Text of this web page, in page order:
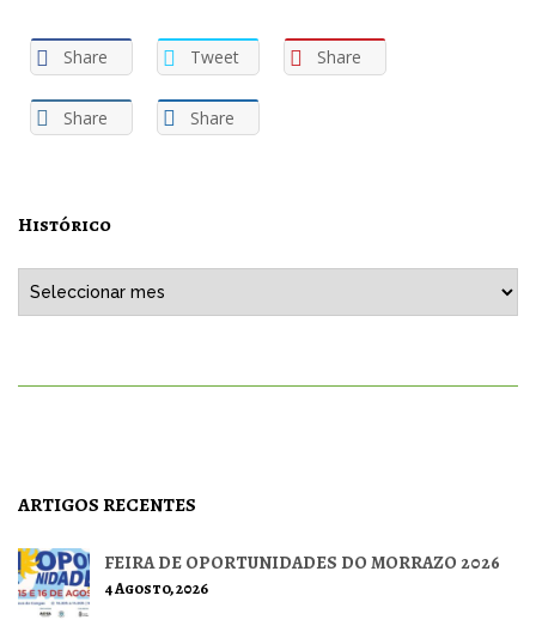
Share Tweet Share
Share Share
Histórico
ARTIGOS RECENTES
FEIRA DE OPORTUNIDADES DO MORRAZO 2026
4 Agosto, 2026